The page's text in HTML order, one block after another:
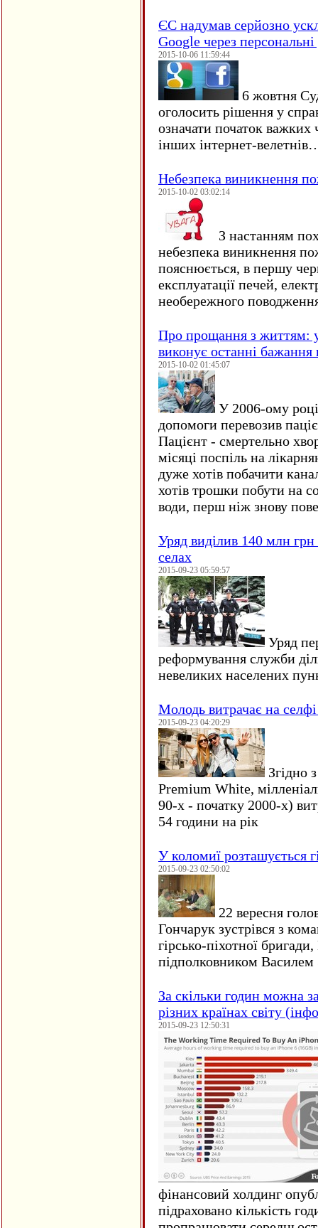
ЄC надумав серйозно
Google через персональні
2015-10-06 11:59:44
6 жовтня
оголосить рішення у
означати початок важких
інших інтернет-
Небезпека виникнення
2015-10-02 03:02:14
З настанням
небезпека виникнення
пояснюється, в першу
експлуатації печей,
необережного
Про прощання з життям:
виконує останні
2015-10-02 01:45:07
У 2006-ому
допомоги перевозив
Пацієнт - смертельно
місяці поспіль на
дуже хотів побачити
хотів трошки побути на
води, перш ніж знову
Уряд виділив 140 млн
селах
2015-09-23 05:59:57
Уряд
реформування служби
невеликих населених
Молодь витрачає на
2015-09-23 04:20:29
Згідно
Premium White,
90-х - початку 2000-х)
54 години на рік
У коломиї розташується
2015-09-23 02:50:02
22 вересня
Гончарук зустрівся з
гірсько-піхотної
підполковником
За скільки годин можна
різних країнах світу
2015-09-23 12:50:31
фінансовий холдинг
підраховано кількість